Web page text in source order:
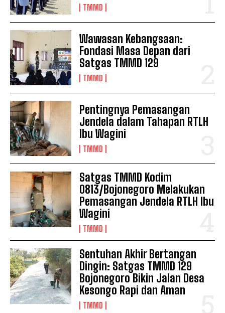
TMMD
Wawasan Kebangsaan:
Fondasi Masa Depan dari
Satgas TMMD 129
TMMD
Pentingnya Pemasangan
Jendela dalam Tahapan RTLH
Ibu Wagini
TMMD
Satgas TMMD Kodim
0813/Bojonegoro Melakukan
Pemasangan Jendela RTLH Ibu
Wagini
TMMD
Sentuhan Akhir Bertangan
Dingin: Satgas TMMD 129
Bojonegoro Bikin Jalan Desa
Kesongo Rapi dan Aman
TMMD